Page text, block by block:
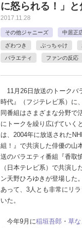
に怒られる！」
2017.11.28
その他ジャニーズ 中居正
ざわつき ぶっちゃけ
バラエティ ファンの反応
11月26日放送のトークバ
時代』（フジテレビ系）に、
同番組はさまざまな分野で
にトークを繰り広げていく
は、2004年に放送された
組！』で共演した俳優の山
送のバラエティ番組『香取
（日本テレビ系）で共演し
ン天野ひろゆきが登場した
あって、3人とも非常にリ
いた。
今年9月に稲垣吾郎 ・ 草な